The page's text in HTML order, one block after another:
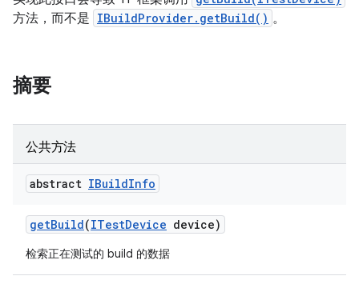
方法，而不是 IBuildProvider.getBuild() 。
摘要
公共方法
abstract IBuildInfo
getBuild(ITestDevice device)
检索正在测试的 build 的数据